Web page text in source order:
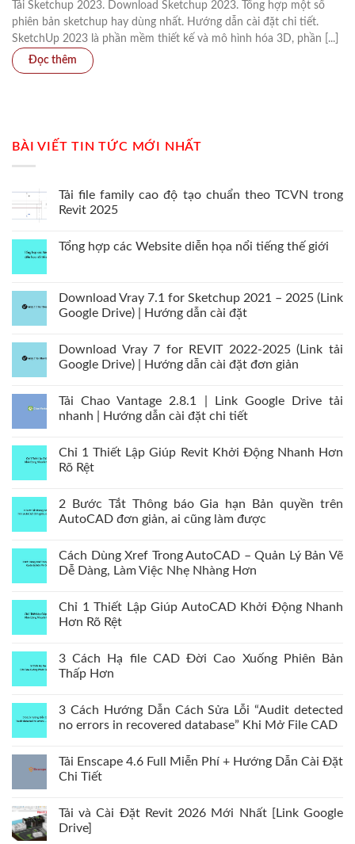
Tải Sketchup 2023. Download Sketchup 2023. Tổng hợp một số
phiên bản sketchup hay dùng nhất. Hướng dẫn cài đặt chi tiết.
SketchUp 2023 là phần mềm thiết kế và mô hình hóa 3D, phần [...]
BÀI VIẾT TIN TỨC MỚI NHẤT
Tải file family cao độ tạo chuẩn theo TCVN trong
Revit 2025
Tổng hợp các Website diễn họa nổi tiếng thế giới
Download Vray 7.1 for Sketchup 2021 – 2025 (Link
Google Drive) | Hướng dẫn cài đặt
Download Vray 7 for REVIT 2022-2025 (Link tải
Google Drive) | Hướng dẫn cài đặt đơn giản
Tải Chao Vantage 2.8.1 | Link Google Drive tải
nhanh | Hướng dẫn cài đặt chi tiết
Chỉ 1 Thiết Lập Giúp Revit Khởi Động Nhanh Hơn
Rõ Rệt
2 Bước Tắt Thông báo Gia hạn Bản quyền trên
AutoCAD đơn giản, ai cũng làm được
Cách Dùng Xref Trong AutoCAD – Quản Lý Bản Vẽ
Dễ Dàng, Làm Việc Nhẹ Nhàng Hơn
Chỉ 1 Thiết Lập Giúp AutoCAD Khởi Động Nhanh
Hơn Rõ Rệt
3 Cách Hạ file CAD Đời Cao Xuống Phiên Bản
Thấp Hơn
3 Cách Hướng Dẫn Cách Sửa Lỗi “Audit detected
no errors in recovered database” Khi Mở File CAD
Tải Enscape 4.6 Full Miễn Phí + Hướng Dẫn Cài Đặt
Chi Tiết
Tải và Cài Đặt Revit 2026 Mới Nhất [Link Google
Drive]